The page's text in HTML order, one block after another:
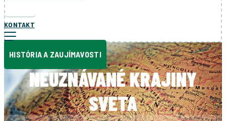
KONTAKT
HISTÓRIA A ZAUJÍMAVOSTI
NEUZNÁVANÉ KRAJINY
SVETA